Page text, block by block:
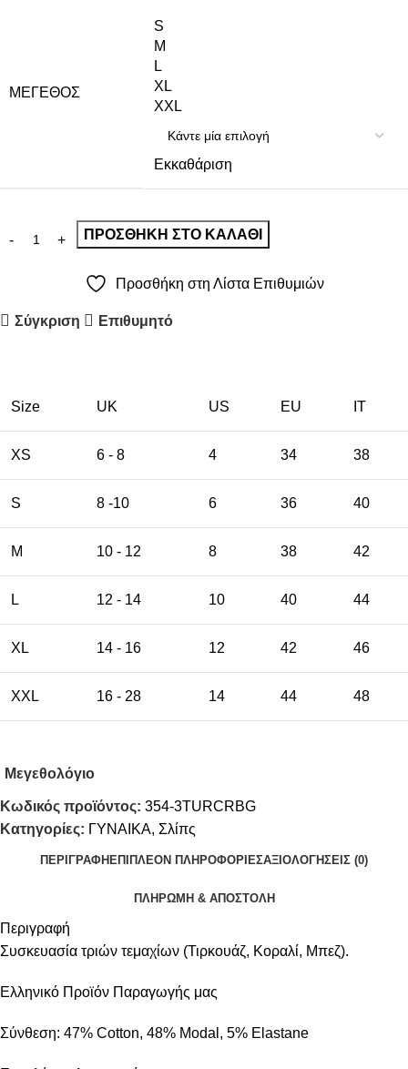
ΜΈΓΕΘΟΣ
S
M
L
XL
XXL
Εκκαθάριση
ΠΡΟΣΘΉΚΗ ΣΤΟ ΚΑΛΆΘΙ
Προσθήκη στη Λίστα Επιθυμιών
Σύγκριση Επιθυμητό
Size UK US EU ΙΤ
XS 6 - 8 4 34 38
S 8 -10 6 36 40
M 10 - 12 8 38 42
L 12 - 14 10 40 44
XL 14 - 16 12 42 46
XXL 16 - 28 14 44 48
Μεγεθολόγιο
Κωδικός προϊόντος: 354-3TURCRBG
Κατηγορίες: ΓΥΝΑΙΚΑ, Σλίπς
ΠΕΡΙΓΡΑΦΉΕΠΙΠΛΈΟΝ ΠΛΗΡΟΦΟΡΊΕΣΑΞΙΟΛΟΓΉΣΕΙΣ (0)
ΠΛΗΡΩΜΗ & ΑΠΟΣΤΟΛΗ
Περιγραφή
Συσκευασία τριών τεμαχίων (Τιρκουάζ, Κοραλί, Μπεζ).
Ελληνικό Προϊόν Παραγωγής μας
Σύνθεση: 47% Cotton, 48% Modal, 5% Elastane